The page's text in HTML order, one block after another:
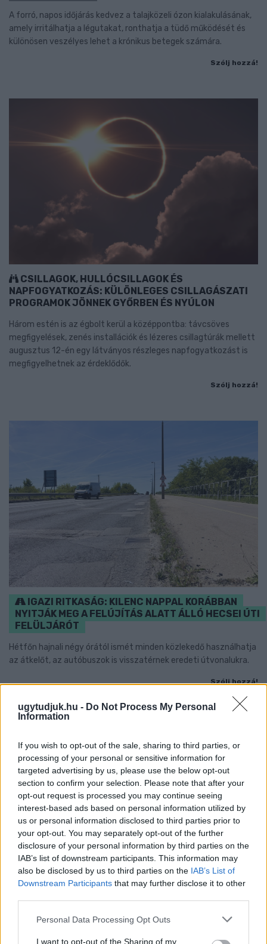
ugytudjuk.hu - Do Not Process My Personal
Information
If you wish to opt-out of the sale, sharing to third parties, or
processing of your personal or sensitive information for
targeted advertising by us, please use the below opt-out
section to confirm your selection. Please note that after your
opt-out request is processed you may continue seeing
interest-based ads based on personal information utilized by
us or personal information disclosed to third parties prior to
your opt-out. You may separately opt-out of the further
disclosure of your personal information by third parties on the
IAB’s list of downstream participants. This information may
also be disclosed by us to third parties on the IAB’s List of
Downstream Participants that may further disclose it to other
Please note that this website/app uses one or more Google
not limited to your visit or usage behaviour. You may click to
Personal Data Processing Opt Outs
I want to opt-out of the Sharing of my
A forró, napos időjárás kedvez a talajközeli ózon kialakulásának,
amely irritálhatja a légutakat, ronthatja a tüdő működését és
különösen veszélyes lehet a krónikus betegek számára.
Szólj hozzá!
CSILLAGOK, HULLÓCSILLAGOK ÉS
NAPFOGYATKOZÁS: KÜLÖNLEGES CSILLAGÁSZATI
PROGRAMOK JÖNNEK GYŐRBEN ÉS NYÚLON
Három estén is az égbolt kerül a középpontba: távcsöves
megfigyelések, zenés installációk és lézeres csillagtúrák mellett
augusztus 12-én egy látványos részleges napfogyatkozást is
megfigyelhetnek az érdeklődők.
Szólj hozzá!
IGAZI RITKASÁG: KILENC NAPPAL KORÁBBAN
NYITJÁK MEG A FELÚJÍTÁS ALATT ÁLLÓ HECSEI ÚTI
FELÜLJÁRÓT
Hétfőn hajnali négy órától ismét minden közlekedő használhatja
az átkelőt, az autóbuszok is visszatérnek eredeti útvonalukra.
Szólj hozzá!
KICSERÉLTÉK A GYŐRI KÓRHÁZBAN